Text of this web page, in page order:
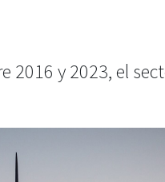
2016 y 2023, el